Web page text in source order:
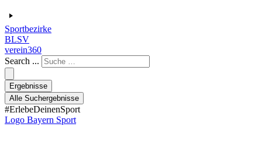
Sportbezirke
BLSV
verein360
Search ...
Ergebnisse
Alle Suchergebnisse
#ErlebeDeinenSport
Logo Bayern Sport